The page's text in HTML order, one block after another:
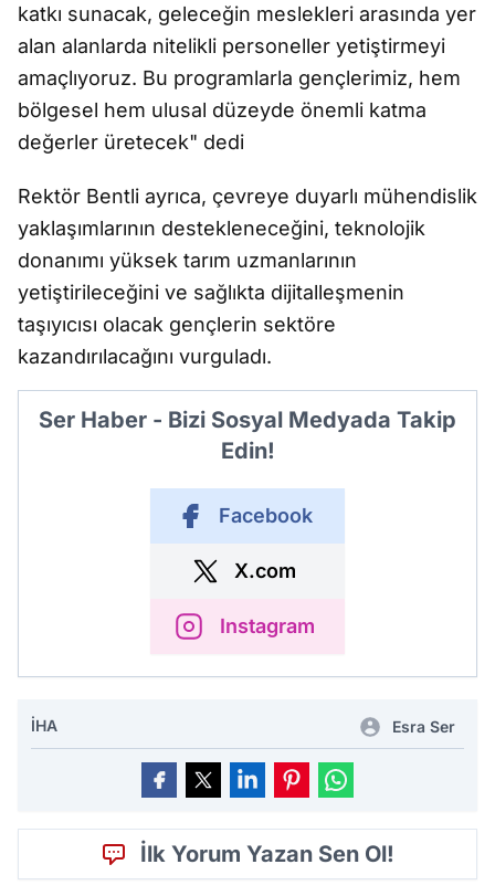
katkı sunacak, geleceğin meslekleri arasında yer
alan alanlarda nitelikli personeller yetiştirmeyi
amaçlıyoruz. Bu programlarla gençlerimiz, hem
bölgesel hem ulusal düzeyde önemli katma
değerler üretecek" dedi
Rektör Bentli ayrıca, çevreye duyarlı mühendislik
yaklaşımlarının destekleneceğini, teknolojik
donanımı yüksek tarım uzmanlarının
yetiştirileceğini ve sağlıkta dijitalleşmenin
taşıyıcısı olacak gençlerin sektöre
kazandırılacağını vurguladı.
Ser Haber - Bizi Sosyal Medyada Takip
Edin!
Facebook
X.com
Instagram
İHA Esra Ser
İlk Yorum Yazan Sen Ol!